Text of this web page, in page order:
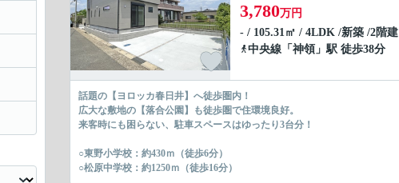
3,780万円
- / 105.31㎡ / 4LDK /新築 /2階建
中央線 「 神領 」駅 徒歩38分
話題の【ヨロッカ春日井】へ徒歩圏内！
広大な敷地の【落合公園】も徒歩圏で住環境良好。
来客時にも困らない、駐車スペースはゆったり3台分！
○東野小学校：約430ｍ（徒歩6分）
○松原中学校：約1250ｍ（徒歩16分）